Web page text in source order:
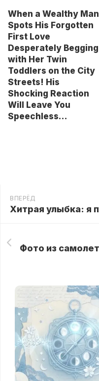
When a Wealthy Man
Spots His Forgotten
First Love
Desperately Begging
with Her Twin
Toddlers on the City
Streets! His
Shocking Reaction
Will Leave You
Speechless…
ВПЕРЁД